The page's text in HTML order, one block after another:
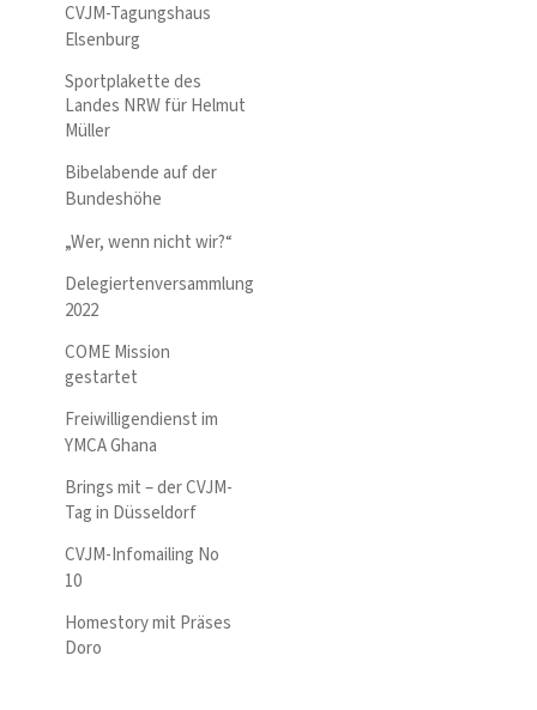
CVJM-Tagungshaus
Elsenburg
Sportplakette des
Landes NRW für Helmut
Müller
Bibelabende auf der
Bundeshöhe
„Wer, wenn nicht wir?“
Delegiertenversammlung
2022
COME Mission
gestartet
Freiwilligendienst im
YMCA Ghana
Brings mit – der CVJM-
Tag in Düsseldorf
CVJM-Infomailing No
10
Homestory mit Präses
Doro